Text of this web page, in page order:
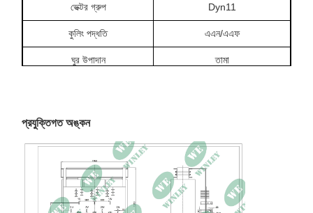
ভেক্টর গ্রুপ Dyn11
কুলিং পদ্ধতি এএন/এএফ
ঘুর উপাদান তামা
1460W, 10% সহনশীলতা
লোড লস 120℃ এ 6310W
আনুষাঙ্গিক
PT100 সেন্সর সহ কুলিং ফ্যান এবং
তাপমাত্রা নিয়ন্ত্রক
প্রযুক্তিগত অঙ্কন